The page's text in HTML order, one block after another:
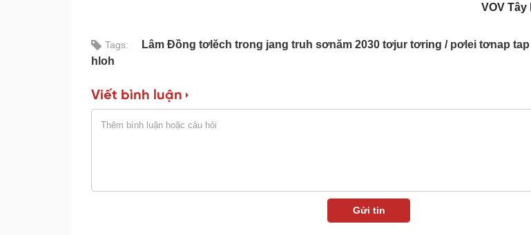
VOV
Tags: Lâm Đồng tơlĕch trong jang truh sơnăm 2030 tơjur tơring
pơlei tơnap tap
hloh
Viết bình luận